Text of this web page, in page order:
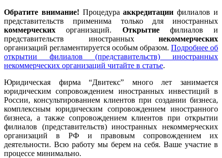
Обратите внимание! Процедурааккредитации филиалов и
представительств применима только для иностранных
коммерческих организаций. Открытиефилиалов и
представительств иностранных некоммерческих
организаций регламентируется особым образом. Подробнее об
открытии филиалов (представительств) иностранных
некоммерческих организаций читайте в статье.
Юридическая фирма “Двитекс” много лет занимается
юридическим сопровождением иностранных инвестиций в
России, консультированием клиентов при создании бизнеса,
комплексным юридическим сопровождением иностранного
бизнеса, а также сопровождением клиентов при открытии
филиалов (представительств) иностранных некоммерческих
организаций в РФ и правовым сопровождением их
деятельности. Всю работу мы берем на себя. Ваше участие в
процессе минимально.